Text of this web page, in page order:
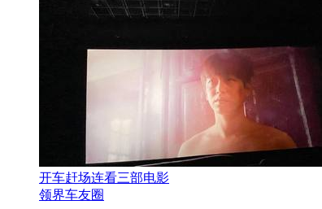
开车赶场连看三部电影
领界车友圈